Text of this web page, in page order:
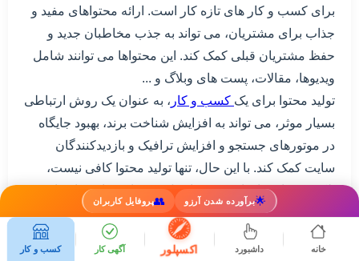
🌟برآورده شدن آرزو 👥پروفایل کاربران
خانه داشبورد اکسپلور آگهی کار کسب و کار
برای کسب و کار های تازه کار است. ارائه محتواهای مفید و
جذاب برای مشتریان، می تواند به جذب مخاطبان جدید و
حفظ مشتریان قبلی کمک کند. این محتواها می توانند شامل
ویدیوها، مقالات، پست های وبلاگ و ...
تولید محتوا برای یک کسب و کار ، به عنوان یک روش ارتباطی
بسیار موثر، می تواند به افزایش شناخت برند، بهبود جایگاه
در موتورهای جستجو و افزایش ترافیک و بازدیدکنندگان
سایت کمک کند. با این حال، تنها تولید محتوا کافی نیست،
بلکه محتوایی باید ارزشمند، اصیل و متفاوت باشد تا بتواند
مخاطبان را جذب و به خود جلب کند. بنابراین، برای تولید
محتوای ارزشمند، باید از محتواهای منحصر به فرد، اطلاعات
دقیق و استناد به منابع قابل اعتماد استفاده کرد.